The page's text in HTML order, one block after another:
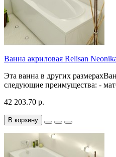
Ванна акриловая Relisan
Эта ванна в других
следующие преимущества: -
42 203.70 р.
В корзину